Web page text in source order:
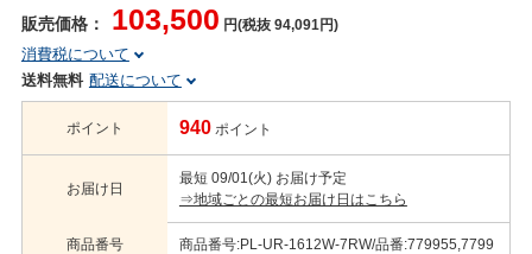
販売価格： 103,500 円(税抜 94,091円)
消費税について
送料無料 配送について
ポイント 940 ポイント
お届け日
最短 09/01(火) お届け予定
⇒地域ごとの最短お届け日はこちら
商品番号
商品番号:PL-UR-1612W-7RW/品番:779955,7799